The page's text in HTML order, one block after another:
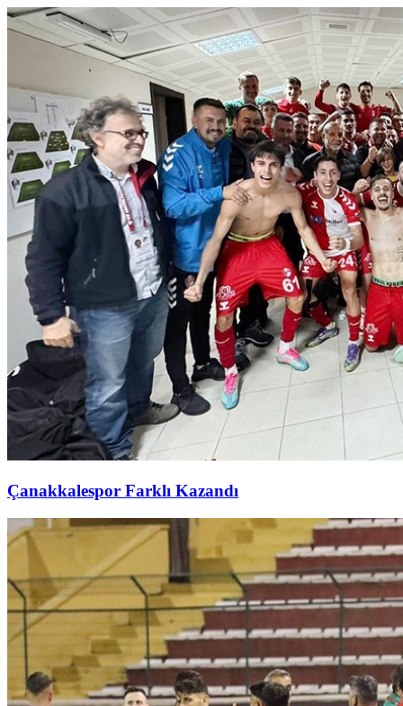
Çanakkalespor Farklı Kazandı